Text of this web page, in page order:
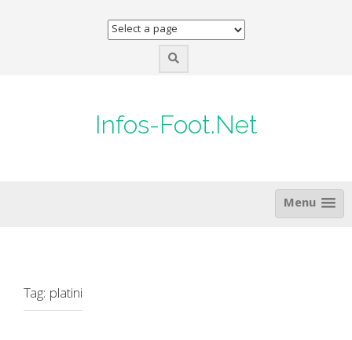
Infos-Foot.Net
Menu
Tag: platini